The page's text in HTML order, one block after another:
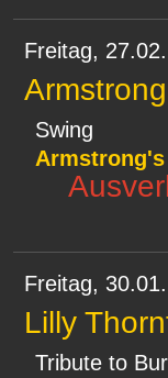
Freitag,
Swing
Freitag,
Lilly
Tribute to